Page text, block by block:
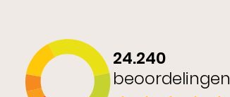
24.240
beoordelingen